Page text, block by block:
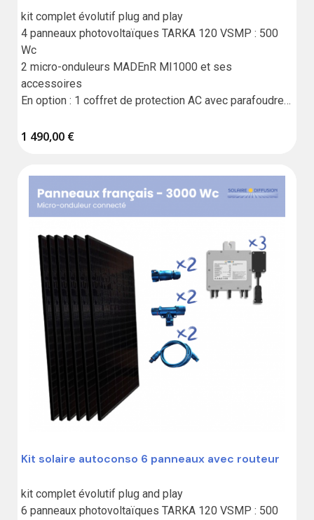
kit complet évolutif plug and play
4 panneaux photovoltaïques TARKA 120 VSMP : 500
Wc
2 micro-onduleurs MADEnR MI1000 et ses
accessoires
En option : 1 coffret de protection AC avec parafoudre
1 490,00 €
Kit solaire autoconso 6 panneaux avec routeur
kit complet évolutif plug and play
6 panneaux photovoltaïques TARKA 120 VSMP : 500